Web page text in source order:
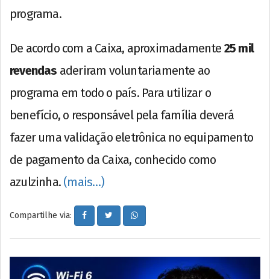
programa.
De acordo com a Caixa, aproximadamente 25 mil
revendas aderiram voluntariamente ao
programa em todo o país. Para utilizar o
benefício, o responsável pela família deverá
fazer uma validação eletrônica no equipamento
de pagamento da Caixa, conhecido como
azulzinha. (mais…)
Compartilhe via: